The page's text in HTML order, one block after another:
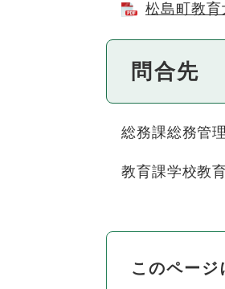
松島町教
問合先
総務課総務管
教育課学校教
このペー